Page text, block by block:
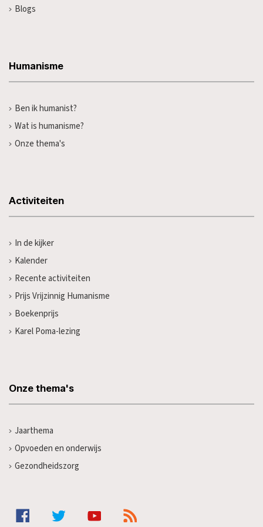
Blogs
Humanisme
Ben ik humanist?
Wat is humanisme?
Onze thema's
Activiteiten
In de kijker
Kalender
Recente activiteiten
Prijs Vrijzinnig Humanisme
Boekenprijs
Karel Poma-lezing
Onze thema's
Jaarthema
Opvoeden en onderwijs
Gezondheidszorg